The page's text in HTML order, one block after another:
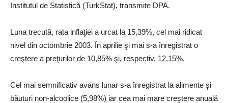
Institutul de Statistică (TurkStat), transmite DPA.
Luna trecută, rata inflaţiei a urcat la 15,39%, cel mai ridicat
nivel din octombrie 2003. În aprilie şi mai s-a înregistrat o
creştere a preţurilor de 10,85% şi, respectiv, 12,15%.
Cel mai semnificativ avans lunar s-a înregistrat la alimente şi
băuturi non-alcoolice (5,98%) iar cea mai mare creştere anuală